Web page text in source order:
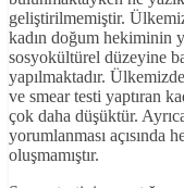
geliştirilmemiştir.
kadın doğum hekiminin
sosyokültürel düzeyine
yapılmaktadır.
ve smear testi yaptıran
çok daha düşüktür.
yorumlanması açısında
oluşmamıştır.